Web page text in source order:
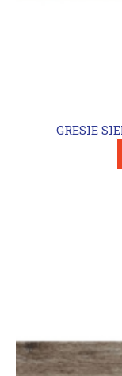
GRESIE